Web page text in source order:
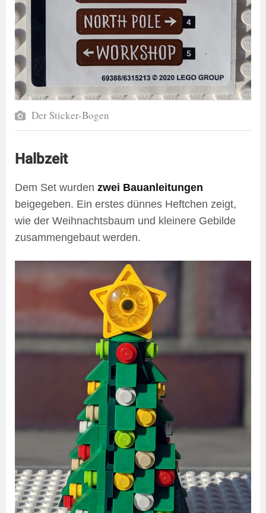
Der Sticker-Bogen
Halbzeit
Dem Set wurden zwei Bauanleitungen
beigegeben. Ein erstes dünnes Heftchen zeigt,
wie der Weihnachtsbaum und kleinere Gebilde
zusammengebaut werden.